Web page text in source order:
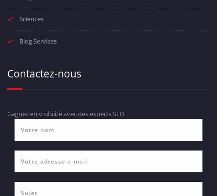
Sciences
Blog Services
Contactez-nous
Gagnez en visibilité avec des experts SEO